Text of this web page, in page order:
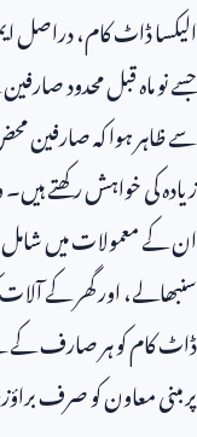
الیکسا ڈاٹ کام، دراصل
جسے نو ماہ قبل محدود
سے ظاہر ہوا کہ صارفین
زیادہ کی خواہش رکھتے
ان کے معمولات میں
سنبھالے، اور گھر کے
ڈاٹ کام کو ہر صارف کے
پر مبنی معاون کو صرف